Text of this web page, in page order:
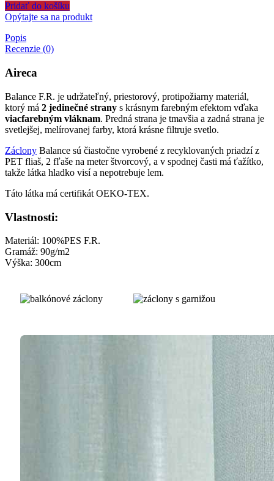
Pridať do košíku
Opýtajte sa na produkt
Popis
Recenzie (0)
Aireca
Balance F.R. je udržateľný, priestorový, protipožiarny materiál,
ktorý má 2 jedinečné strany s krásnym farebným efektom vďaka
viacfarebným vláknam. Predná strana je tmavšia a zadná strana je
svetlejšej, melírovanej farby, ktorá krásne filtruje svetlo.
Záclony Balance sú čiastočne vyrobené z recyklovaných priadzí z
PET fliaš, 2 fľaše na meter štvorcový, a v spodnej časti má ťažítko,
takže látka hladko visí a nepotrebuje lem.
Táto látka má certifikát OEKO-TEX.
Vlastnosti:
Materiál: 100%PES F.R.
Gramáž: 90g/m2
Výška: 300cm